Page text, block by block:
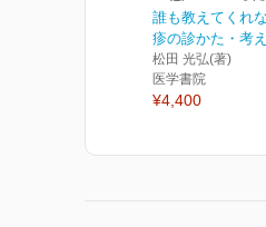
誰も教えてくれ
疹の診かた・考
松田 光弘(著)
医学書院
¥4,400